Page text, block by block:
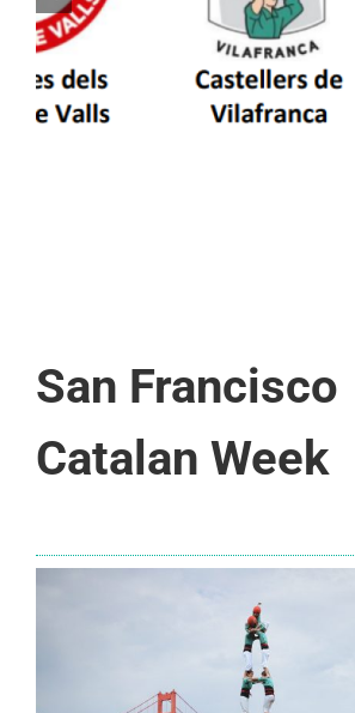
patrimoni en un viatge
d’Aran i a la
San Francisco
Catalan Week